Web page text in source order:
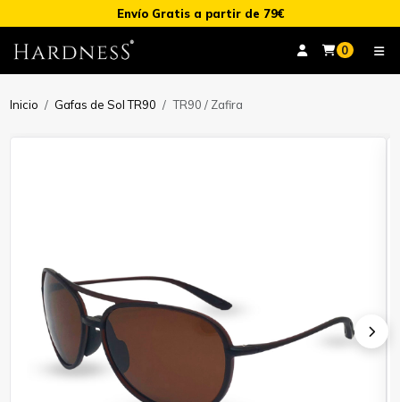
Envío Gratis a partir de 79€
0
Inicio Gafas de Sol TR90 TR90 / Zafira